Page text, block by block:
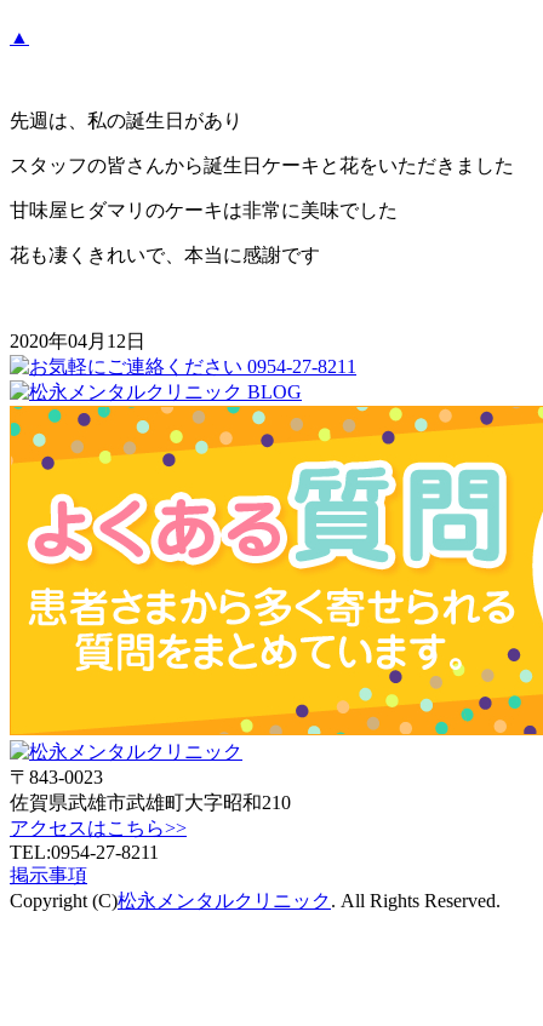
▲
先週は、私の誕生日があり
スタッフの皆さんから誕生日ケーキと花をいただきました
甘味屋ヒダマリのケーキは非常に美味でした
花も凄くきれいで、本当に感謝です
2020年04月12日
〒843-0023
佐賀県武雄市武雄町大字昭和210
アクセスはこちら>>
TEL:0954-27-8211
掲示事項
Copyright (C)松永メンタルクリニック. All Rights Reserved.